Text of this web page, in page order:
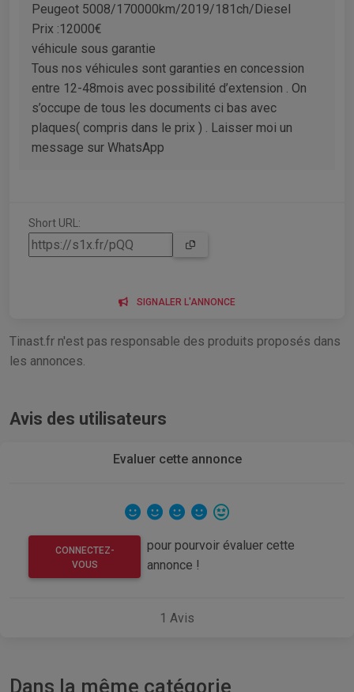
Peugeot 5008/170000km/2019/181ch/Diesel
Prix :12000€
véhicule sous garantie
Tous nos véhicules sont garanties en concession
entre 12-48mois avec possibilité d’extension . On
s’occupe de tous les documents ci bas avec
plaques( compris dans le prix ) . Laisser moi un
message sur WhatsApp
Short URL:
SIGNALER L'ANNONCE
Tinast.fr n'est pas responsable des produits proposés dans
les annonces.
Avis des utilisateurs
Evaluer cette annonce
CONNECTEZ-
VOUS
pour pourvoir évaluer cette
annonce !
1 Avis
Dans la même catégorie